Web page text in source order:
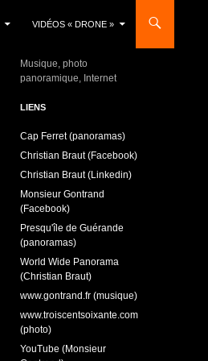
VIDÉOS « DRONE »
Musique, photo
panoramique, Internet
LIENS
Cap Ferret (panoramas)
Christian Braut (Facebook)
Christian Braut (Linkedin)
Monsieur Gontrand
(Facebook)
Presqu'île de Guérande
(panoramas)
World Wide Panorama
(Christian Braut)
www.gontrand.fr (musique)
www.troiscentsoixante.com
(photo)
YouTube (Monsieur